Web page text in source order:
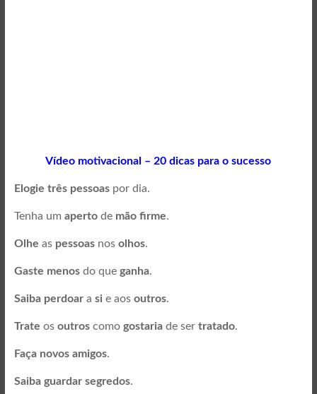
Vídeo motivacional – 20 dicas para o sucesso
Elogie três pessoas por dia.
Tenha um aperto de mão firme.
Olhe as pessoas nos olhos.
Gaste menos do que ganha.
Saiba perdoar a si e aos outros.
Trate os outros como gostaria de ser tratado.
Faça novos amigos.
Saiba guardar segredos.